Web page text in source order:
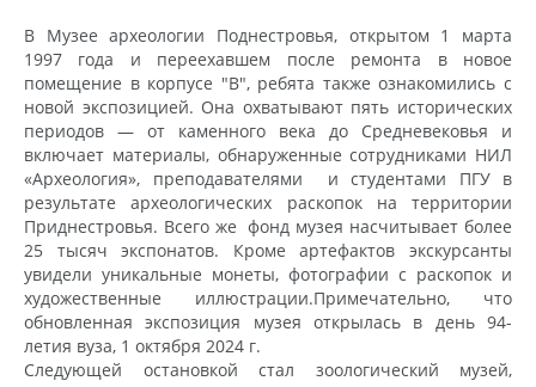
В Музее археологии Поднестровья, открытом 1 марта
1997 года и переехавшем после ремонта в новое
помещение в корпусе "В", ребята также ознакомились с
новой экспозицией. Она охватывают пять исторических
периодов — от каменного века до Средневековья и
включает материалы, обнаруженные сотрудниками НИЛ
«Археология», преподавателями и студентами ПГУ в
результате археологических раскопок на территории
Приднестровья. Всего же фонд музея насчитывает более
25 тысяч экспонатов. Кроме артефактов экскурсанты
увидели уникальные монеты, фотографии с раскопок и
художественные иллюстрации.Примечательно, что
обновленная экспозиция музея открылась в день 94-
летия вуза, 1 октября 2024 г.
Следующей остановкой стал зоологический музей,